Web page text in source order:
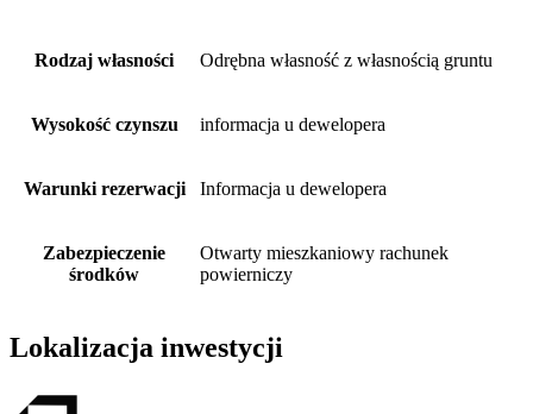
Rodzaj własności Odrębna własność z własnością gruntu
Wysokość czynszu informacja u dewelopera
Warunki rezerwacji Informacja u dewelopera
Zabezpieczenie
środków
Otwarty mieszkaniowy rachunek
powierniczy
Lokalizacja inwestycji